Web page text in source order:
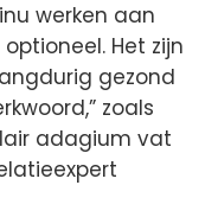
werken aan
Het zijn
gezond
zoals
adagium vat